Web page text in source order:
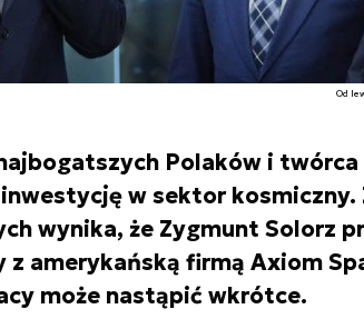
Od
Polaków i
w sektor
wynika, że Zygmunt Solorz
z amerykańską firmą Axiom
może nastąpić wkrótce.